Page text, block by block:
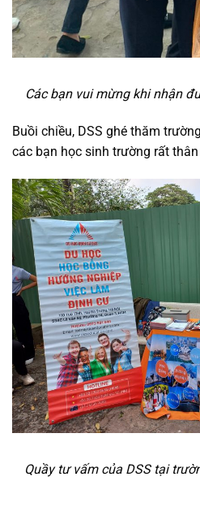
Các bạn vui mừng khi nhận
Buồi chiều, DSS ghé thăm
các bạn học sinh trường rất
Quầy tư vấm của DSS tại